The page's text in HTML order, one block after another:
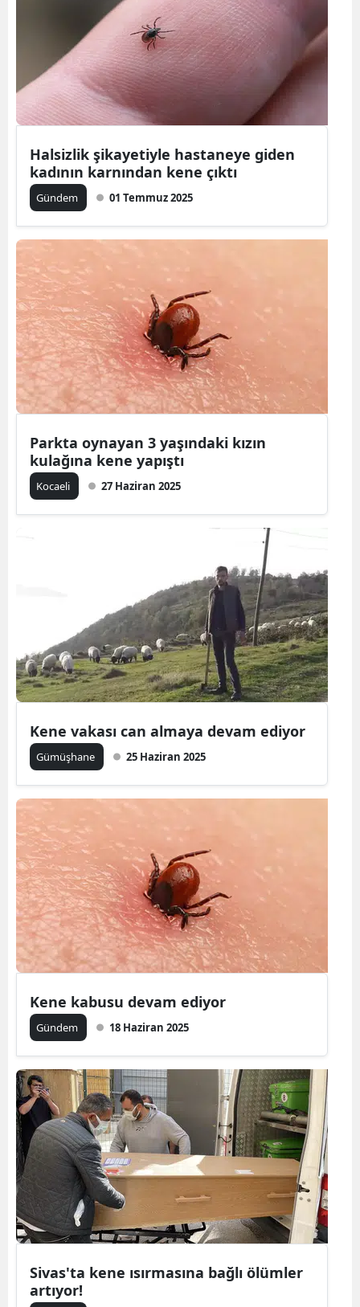
Yozgat
Zonguldak
Aksaray
Bayburt
Batman
Yalova
Halsizlik şikayetiyle hastaneye giden
kadının karnından kene çıktı
Gündem 01 Temmuz 2025
Parkta oynayan 3 yaşındaki kızın
kulağına kene yapıştı
Kocaeli 27 Haziran 2025
Kene vakası can almaya devam ediyor
Gümüşhane 25 Haziran 2025
Kene kabusu devam ediyor
Gündem 18 Haziran 2025
Sivas'ta kene ısırmasına bağlı ölümler
artıyor!